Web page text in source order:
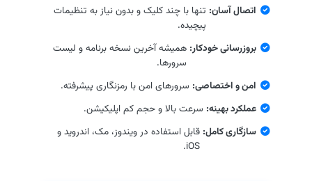
اتصال آسان: تنها با چند کلیک و بدون نیاز به تنظیمات
پیچیده.
بروزرسانی خودکار: همیشه آخرین نسخه برنامه و لیست
سرورها.
امن و اختصاصی: سرورهای امن با رمزنگاری پیشرفته.
عملکرد بهینه: سرعت بالا و حجم کم اپلیکیشن.
سازگاری کامل: قابل استفاده در ویندوز، مک، اندروید و
iOS.